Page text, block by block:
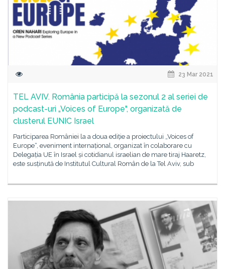
23 Mar 2021
TEL AVIV. România participă la sezonul 2 al seriei de
podcast-uri „Voices of Europe", organizată de
clusterul EUNIC Israel
Participarea României la a doua ediție a proiectului „Voices of
Europe“, eveniment internațional, organizat în colaborare cu
Delegația UE în Israel și cotidianul israelian de mare tiraj Haaretz,
este susținută de Institutul Cultural Român de la Tel Aviv, sub